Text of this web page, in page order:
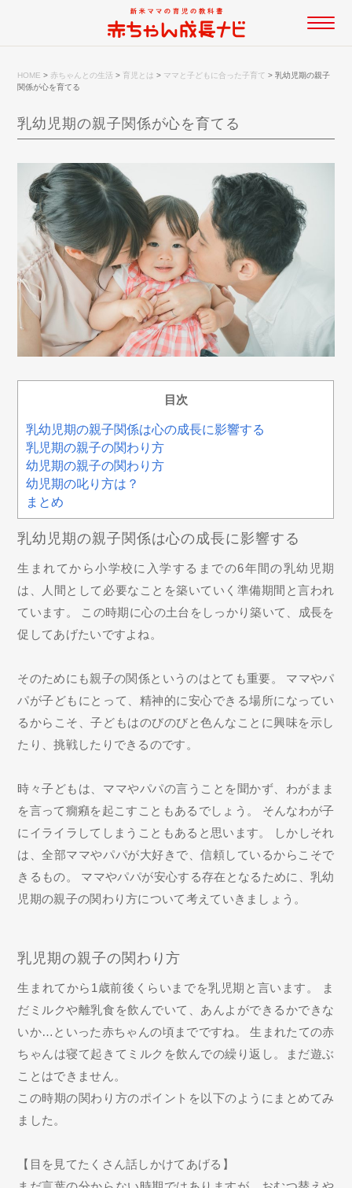
HOME > 赤ちゃんとの生活 >育児とは > ママと子どもに合った子育て >乳幼児期の親子
関係が心を育てる
乳幼児期の親子関係が心を育てる
目次
乳幼児期の親子関係は心の成長に影響する
乳児期の親子の関わり方
幼児期の親子の関わり方
幼児期の叱り方は？
まとめ
乳幼児期の親子関係は心の成長に影響する
生まれてから小学校に入学するまでの6年間の乳幼児期
は、人間として必要なことを築いていく準備期間と言われ
ています。 この時期に心の土台をしっかり築いて、成長を
促してあげたいですよね。
そのためにも親子の関係というのはとても重要。 ママやパ
パが子どもにとって、精神的に安心できる場所になってい
るからこそ、子どもはのびのびと色んなことに興味を示し
たり、挑戦したりできるのです。
時々子どもは、ママやパパの言うことを聞かず、わがまま
を言って癇癪を起こすこともあるでしょう。 そんなわが子
にイライラしてしまうこともあると思います。 しかしそれ
は、全部ママやパパが大好きで、信頼しているからこそで
きるもの。 ママやパパが安心する存在となるために、乳幼
児期の親子の関わり方について考えていきましょう。
乳児期の親子の関わり方
生まれてから1歳前後くらいまでを乳児期と言います。 ま
だミルクや離乳食を飲んでいて、あんよができるかできな
いか…といった赤ちゃんの頃までですね。 生まれたての赤
ちゃんは寝て起きてミルクを飲んでの繰り返し。まだ遊ぶ
ことはできません。
この時期の関わり方のポイントを以下のようにまとめてみ
ました。
【目を見てたくさん話しかけてあげる】